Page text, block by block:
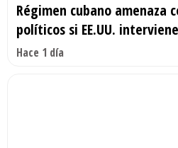
Régimen cubano amenaza
políticos si EE.UU.
Hace 1 día